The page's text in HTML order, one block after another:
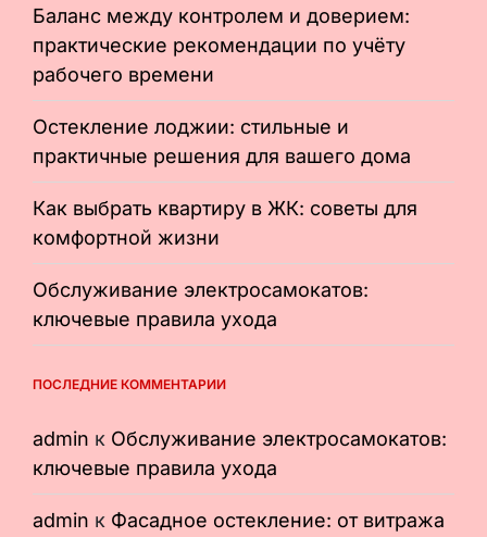
Баланс между контролем и доверием:
практические рекомендации по учёту
рабочего времени
Остекление лоджии: стильные и
практичные решения для вашего дома
Как выбрать квартиру в ЖК: советы для
комфортной жизни
Обслуживание электросамокатов:
ключевые правила ухода
ПОСЛЕДНИЕ КОММЕНТАРИИ
admin к Обслуживание электросамокатов:
ключевые правила ухода
admin к Фасадное остекление: от витража